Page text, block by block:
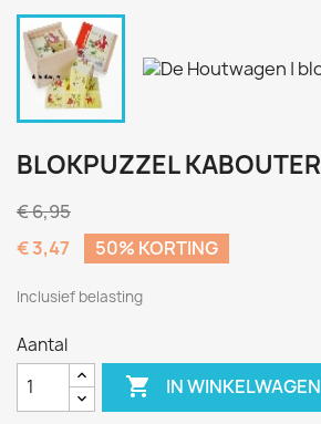
BLOKPUZZEL KABOUTER
€ 6,95
€ 3,47
50% KORTING
Inclusief belasting
Aantal
 IN WINKELWAGEN